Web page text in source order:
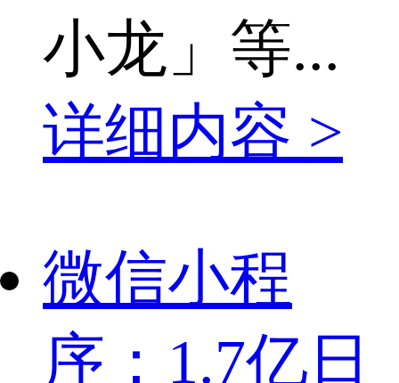
小龙」等...
详细内容 >
微信小程
序：1.7亿日